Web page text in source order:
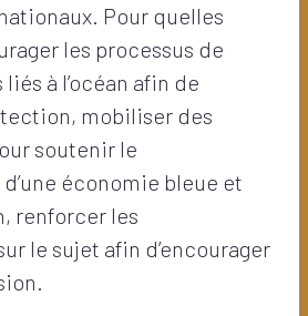
Pour quelles
les processus de
à l’océan afin de
mobiliser des
soutenir le
économie bleue et
renforcer les
le sujet afin d’encourager